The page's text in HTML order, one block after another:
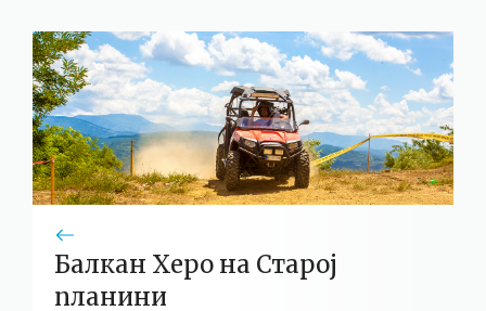
Балкан Херо на Старој
планини